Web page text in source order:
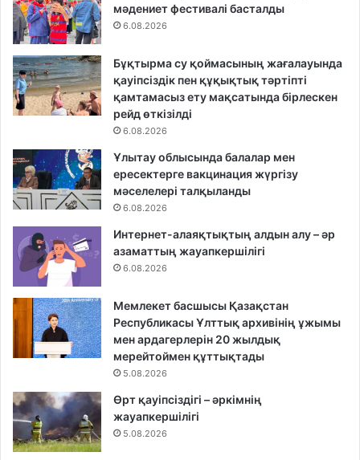
мәдениет фестивалі басталды
6.08.2026
Бұқтырма су қоймасының жағалауында
қауіпсіздік пен құқықтық тәртіпті
қамтамасыз ету мақсатында бірлескен
рейд өткізілді
6.08.2026
Ұлытау облысында балалар мен
ересектерге вакцинация жүргізу
мәселелері талқыланды
6.08.2026
Интернет-алаяқтықтың алдын алу – әр
азаматтың жауапкершілігі
6.08.2026
Мемлекет басшысы Қазақстан
Республикасы Ұлттық архивінің ұжымы
мен ардагерлерін 20 жылдық
мерейтоймен құттықтады
5.08.2026
Өрт қауіпсіздігі – әркімнің
жауапкершілігі
5.08.2026